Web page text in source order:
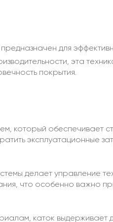
для
эта
покрытия.
который обеспечивает
эксплуатационные
делает управление
что особенно важно
каток выдерживает